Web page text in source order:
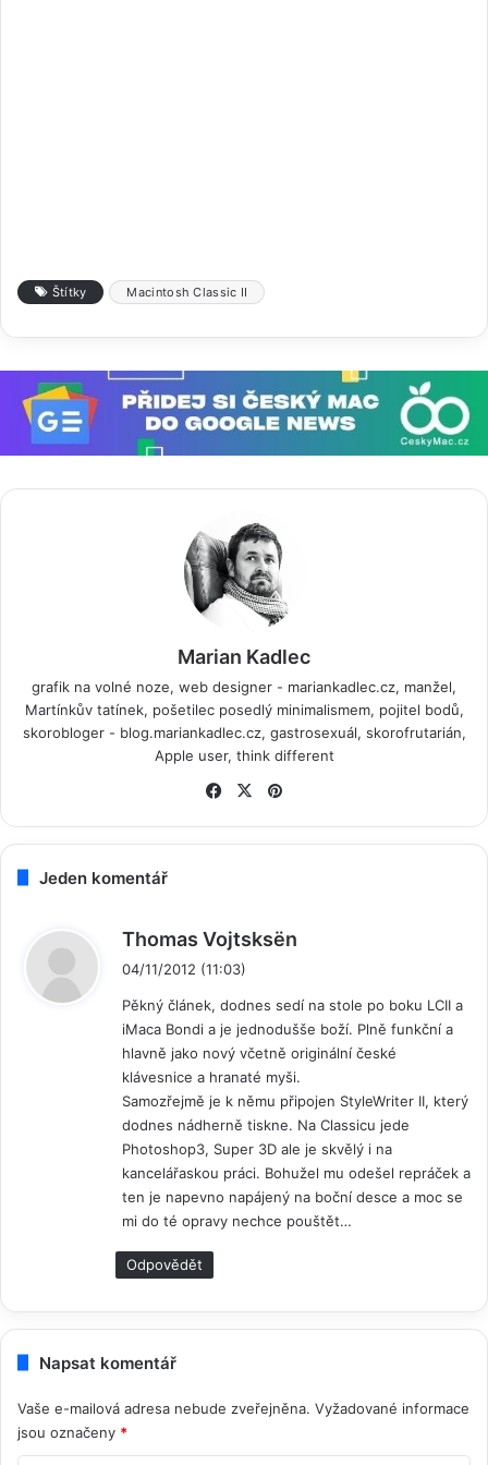
Štítky Macintosh Classic II
Marian Kadlec
grafik na volné noze, web designer - mariankadlec.cz, manžel,
Martínkův tatínek, pošetilec posedlý minimalismem, pojitel bodů,
skorobloger - blog.mariankadlec.cz, gastrosexuál, skorofrutarián,
Apple user, think different
Fa
bo
X
est
Jeden komentář
Thomas Vojtsksën
s
a
l
:
04/11/2012 (11:03)
Pěkný článek, dodnes sedí na stole po boku LCII a
iMaca Bondi a je jednodušše boží. Plně funkční a
hlavně jako nový včetně originální české
klávesnice a hranaté myši.
Samozřejmě je k němu připojen StyleWriter II, který
dodnes nádherně tiskne. Na Classicu jede
Photoshop3, Super 3D ale je skvělý i na
kancelářaskou práci. Bohužel mu odešel repráček a
ten je napevno napájený na boční desce a moc se
mi do té opravy nechce pouštět…
Odpovědět
Napsat komentář
Vaše e-mailová adresa nebude zveřejněna. Vyžadované informace
jsou označeny *